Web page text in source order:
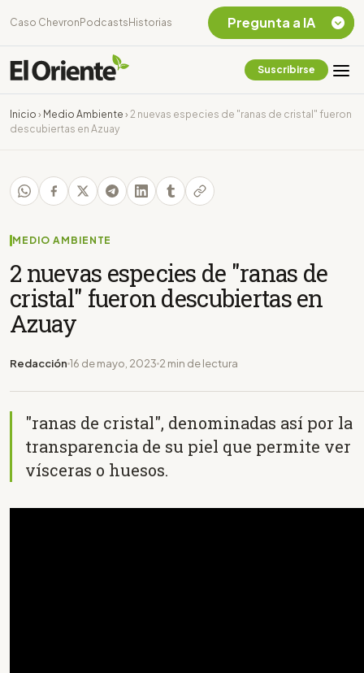
Caso Chevron Podcasts Historias
Suscribirse
Inicio › Medio Ambiente › 2 nuevas especies de "ranas de cristal" fueron
descubiertas en Azuay
MEDIO AMBIENTE
2 nuevas especies de "ranas de
cristal" fueron descubiertas en
Azuay
Redacción 16 de mayo, 2023 2 min de lectura
"ranas de cristal", denominadas así por la
transparencia de su piel que permite ver
vísceras o huesos.
Pregunta a IA
Chevron Ecuador